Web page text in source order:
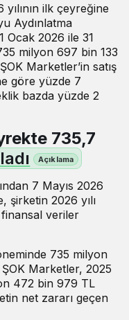
ilk çeyreğine
Aydınlatma
Ocak 2026 ile 31
milyon 697 bin 133
Marketler’in satış
göre yüzde 7
bazda yüzde 2
735,7
7 Mayıs 2026
şirketin 2026 yılı
veriler
735 milyon
Marketler, 2025
472 bin 979 TL
net zararı geçen